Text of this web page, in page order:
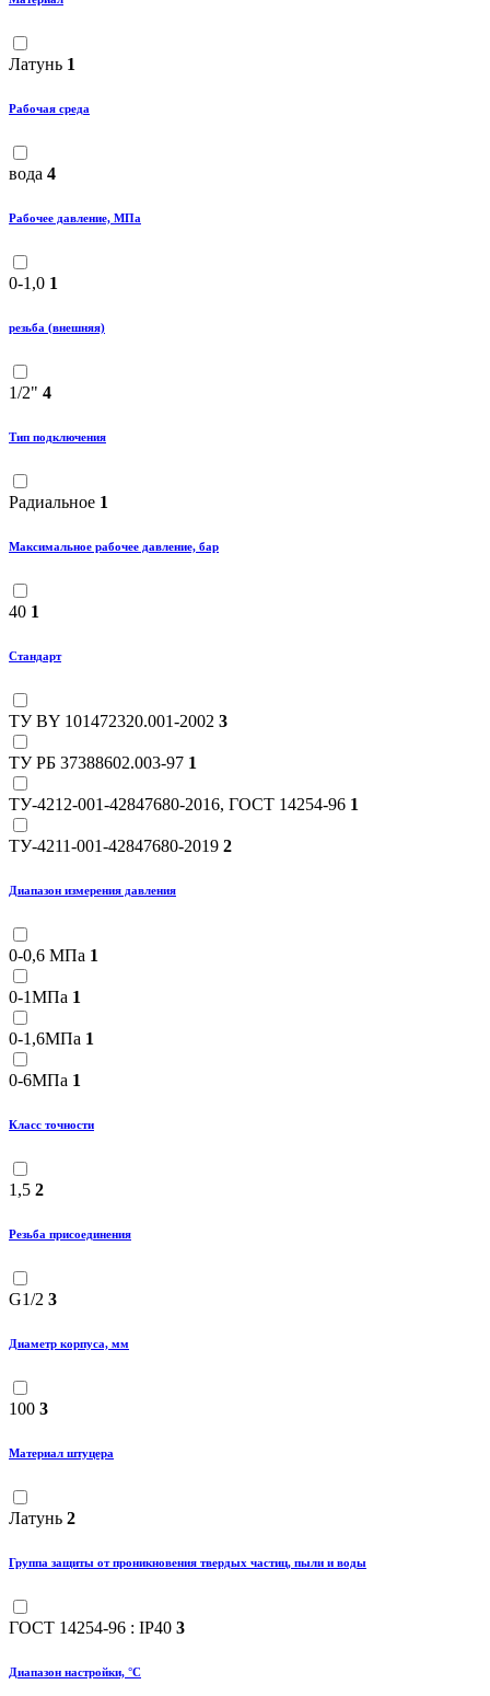
Латунь 1
Рабочая среда
вода 4
Рабочее давление, МПа
0-1,0 1
резьба (внешняя)
1/2" 4
Тип подключения
Радиальное 1
Максимальное рабочее давление, бар
40 1
Стандарт
ТУ BY 101472320.001-2002 3
ТУ РБ 37388602.003-97 1
ТУ-4212-001-42847680-2016, ГОСТ 14254-96 1
ТУ-4211-001-42847680-2019 2
Диапазон измерения давления
0-0,6 МПа 1
0-1МПа 1
0-1,6МПа 1
0-6МПа 1
Класс точности
1,5 2
Резьба присоединения
G1/2 3
Диаметр корпуса, мм
100 3
Материал штуцера
Латунь 2
Группа защиты от проникновения твердых частиц, пыли и воды
ГОСТ 14254-96 : IP40 3
Диапазон настройки, °С